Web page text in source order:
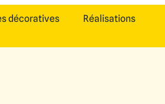
décoratives Réalisations